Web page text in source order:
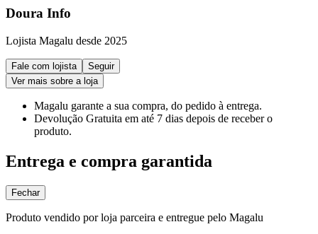
Doura Info
Lojista Magalu desde 2025
Fale com lojista
Seguir
Ver mais sobre a loja
Magalu garante a sua compra, do pedido à entrega.
Devolução Gratuita em até 7 dias depois de receber o
produto.
Entrega e compra garantida
Fechar
Produto vendido por loja parceira e entregue pelo Magalu